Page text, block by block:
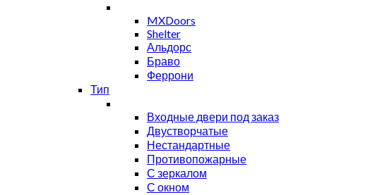
MXDoors
Shelter
Альдорс
Браво
Феррони
Тип
Входные двери под заказ
Двустворчатые
Нестандартные
Противопожарные
С зеркалом
С окном